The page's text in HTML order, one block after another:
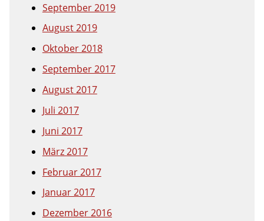
September 2019
August 2019
Oktober 2018
September 2017
August 2017
Juli 2017
Juni 2017
März 2017
Februar 2017
Januar 2017
Dezember 2016